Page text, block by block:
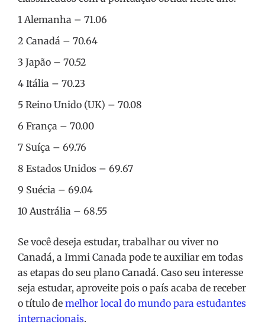
1 Alemanha – 71.06
2 Canadá – 70.64
3 Japão – 70.52
4 Itália – 70.23
5 Reino Unido (UK) – 70.08
6 França – 70.00
7 Suíça – 69.76
8 Estados Unidos – 69.67
9 Suécia – 69.04
10 Austrália – 68.55
Se você deseja estudar, trabalhar ou viver no
Canadá, a Immi Canada pode te auxiliar em todas
as etapas do seu plano Canadá. Caso seu interesse
seja estudar, aproveite pois o país acaba de receber
o título de melhor local do mundo para estudantes
internacionais.